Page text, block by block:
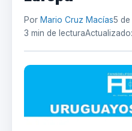
Por Mario Cruz Macías5 de
3 min de lectura